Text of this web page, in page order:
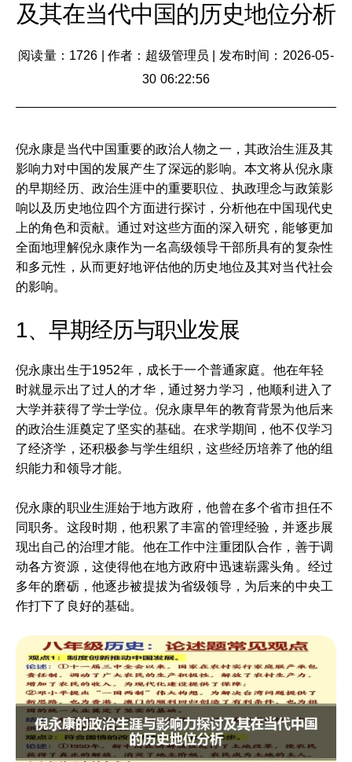
及其在当代中国的历史地位分析
阅读量：1726 作者：超级管理员
发布时间：2026-05-
30 06:22:56
倪永康是当代中国重要的政治人物之一，其政治生涯及其
影响力对中国的发展产生了深远的影响。本文将从倪永康
的早期经历、政治生涯中的重要职位、执政理念与政策影
响以及历史地位四个方面进行探讨，分析他在中国现代史
上的角色和贡献。通过对这些方面的深入研究，能够更加
全面地理解倪永康作为一名高级领导干部所具有的复杂性
和多元性，从而更好地评估他的历史地位及其对当代社会
的影响。
1、早期经历与职业发展
倪永康出生于1952年，成长于一个普通家庭。他在年轻
时就显示出了过人的才华，通过努力学习，他顺利进入了
大学并获得了学士学位。倪永康早年的教育背景为他后来
的政治生涯奠定了坚实的基础。在求学期间，他不仅学习
了经济学，还积极参与学生组织，这些经历培养了他的组
织能力和领导才能。
倪永康的职业生涯始于地方政府，他曾在多个省市担任不
同职务。这段时期，他积累了丰富的管理经验，并逐步展
现出自己的治理才能。他在工作中注重团队合作，善于调
动各方资源，这使得他在地方政府中迅速崭露头角。经过
多年的磨砺，他逐步被提拔为省级领导，为后来的中央工
作打下了良好的基础。